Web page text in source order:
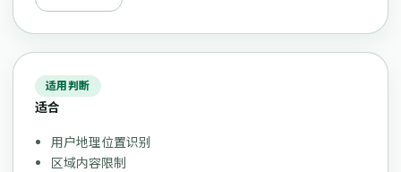
适用判断
适合
用户地理位置识别
区域内容限制